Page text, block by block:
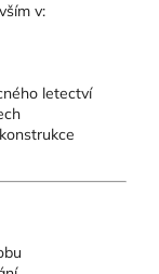
v:
letectví